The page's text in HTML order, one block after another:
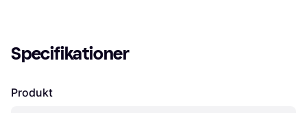
Specifikationer
Produkt